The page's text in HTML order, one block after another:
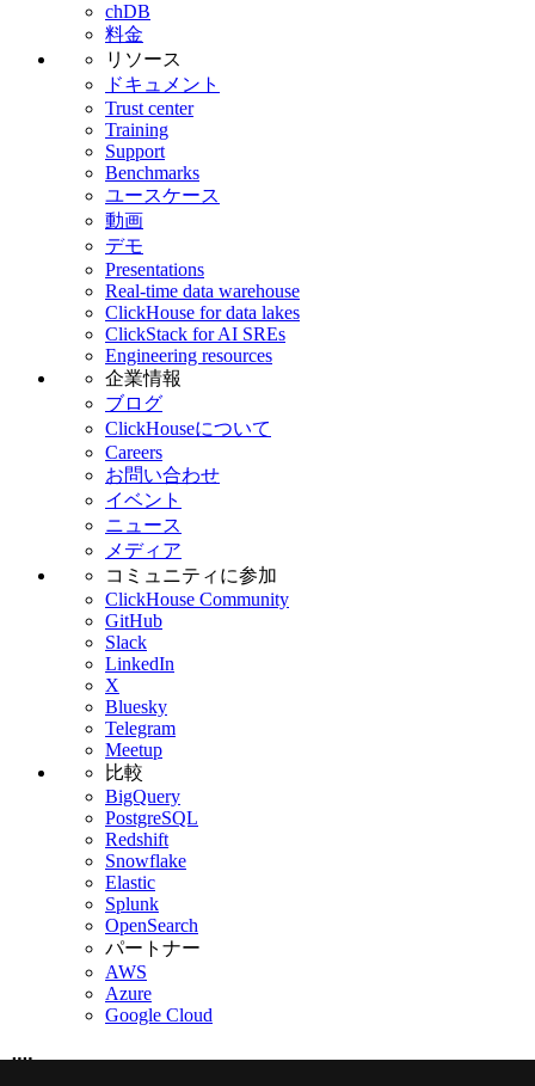
chDB
料金
リソース
ドキュメント
Trust center
Training
Support
Benchmarks
ユースケース
動画
デモ
Presentations
Real-time data warehouse
ClickHouse for data lakes
ClickStack for AI SREs
Engineering resources
企業情報
ブログ
ClickHouseについて
Careers
お問い合わせ
イベント
ニュース
メディア
コミュニティに参加
ClickHouse Community
GitHub
Slack
LinkedIn
X
Bluesky
Telegram
Meetup
比較
BigQuery
PostgreSQL
Redshift
Snowflake
Elastic
Splunk
OpenSearch
パートナー
AWS
Azure
Google Cloud